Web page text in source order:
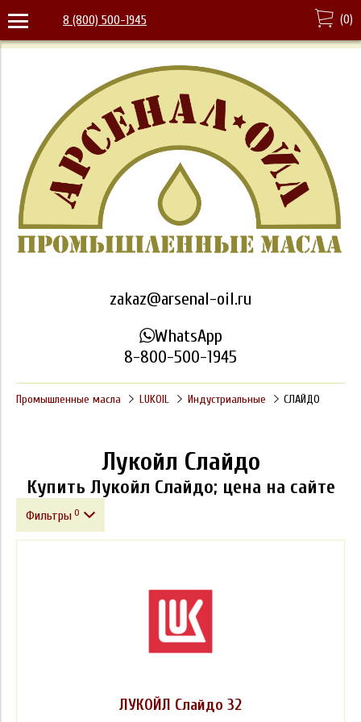
8 (800) 500-1945 (0)
zakaz@arsenal-oil.ru
WhatsApp
8-800-500-1945
Промышленные масла LUKOIL Индустриальные СЛАЙДО
Лукойл Слайдо
Купить Лукойл Слайдо; цена на сайте
Фильтры 0
ЛУКОЙЛ Слайдо 32